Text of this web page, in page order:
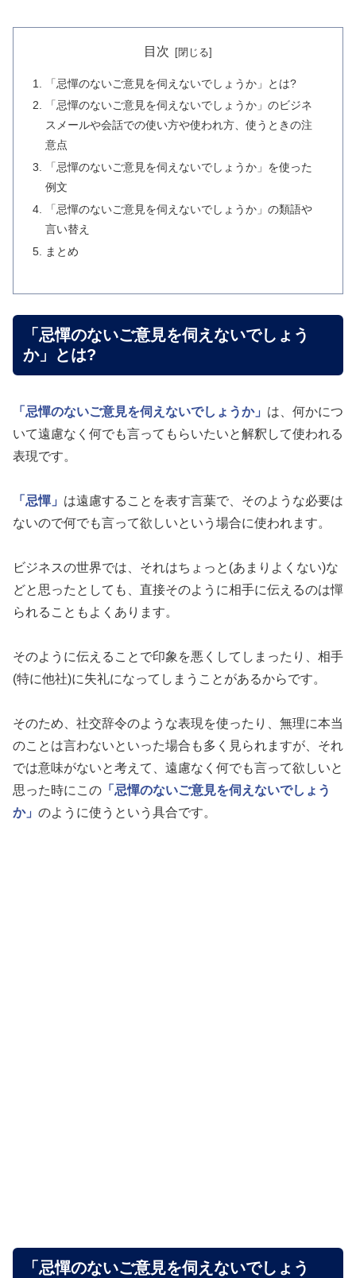
目次
「忌憚のないご意見を伺えないでしょうか」とは?
「忌憚のないご意見を伺えないでしょうか」のビジネ
スメールや会話での使い方や使われ方、使うときの注
意点
「忌憚のないご意見を伺えないでしょうか」を使った
例文
「忌憚のないご意見を伺えないでしょうか」の類語や
言い替え
まとめ
「忌憚のないご意見を伺えないでしょう
か」とは?
「忌憚のないご意見を伺えないでしょうか」 は、何かにつ
いて遠慮なく何でも言ってもらいたいと解釈して使われる
表現です。
「忌憚」 は遠慮することを表す言葉で、そのような必要は
ないので何でも言って欲しいという場合に使われます。
ビジネスの世界では、それはちょっと(あまりよくない)な
どと思ったとしても、直接そのように相手に伝えるのは憚
られることもよくあります。
そのように伝えることで印象を悪くしてしまったり、相手
(特に他社)に失礼になってしまうことがあるからです。
そのため、社交辞令のような表現を使ったり、無理に本当
のことは言わないといった場合も多く見られますが、それ
では意味がないと考えて、遠慮なく何でも言って欲しいと
思った時にこの 「忌憚のないご意見を伺えないでしょう
か」 のように使うという具合です。
「忌憚のないご意見を伺えないでしょう